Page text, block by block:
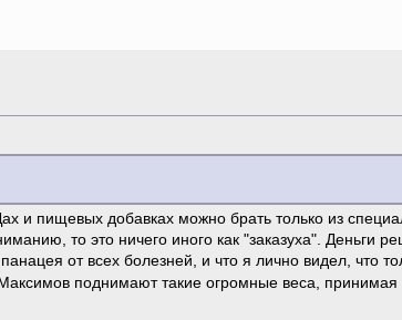
и пищевых добавках можно брать только из
то это ничего иного как "заказуха". Деньги
от всех болезней, и что я лично видел, что
поднимают такие огромные веса, принимая